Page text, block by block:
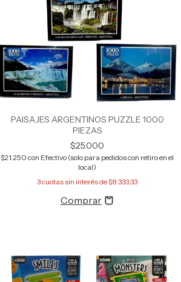
PAISAJES ARGENTINOS PUZZLE 1000
PIEZAS
$25.000
$21.250 con Efectivo (solo para pedidos con retiro en el
local)
3cuotas sin interés de$8.333,33